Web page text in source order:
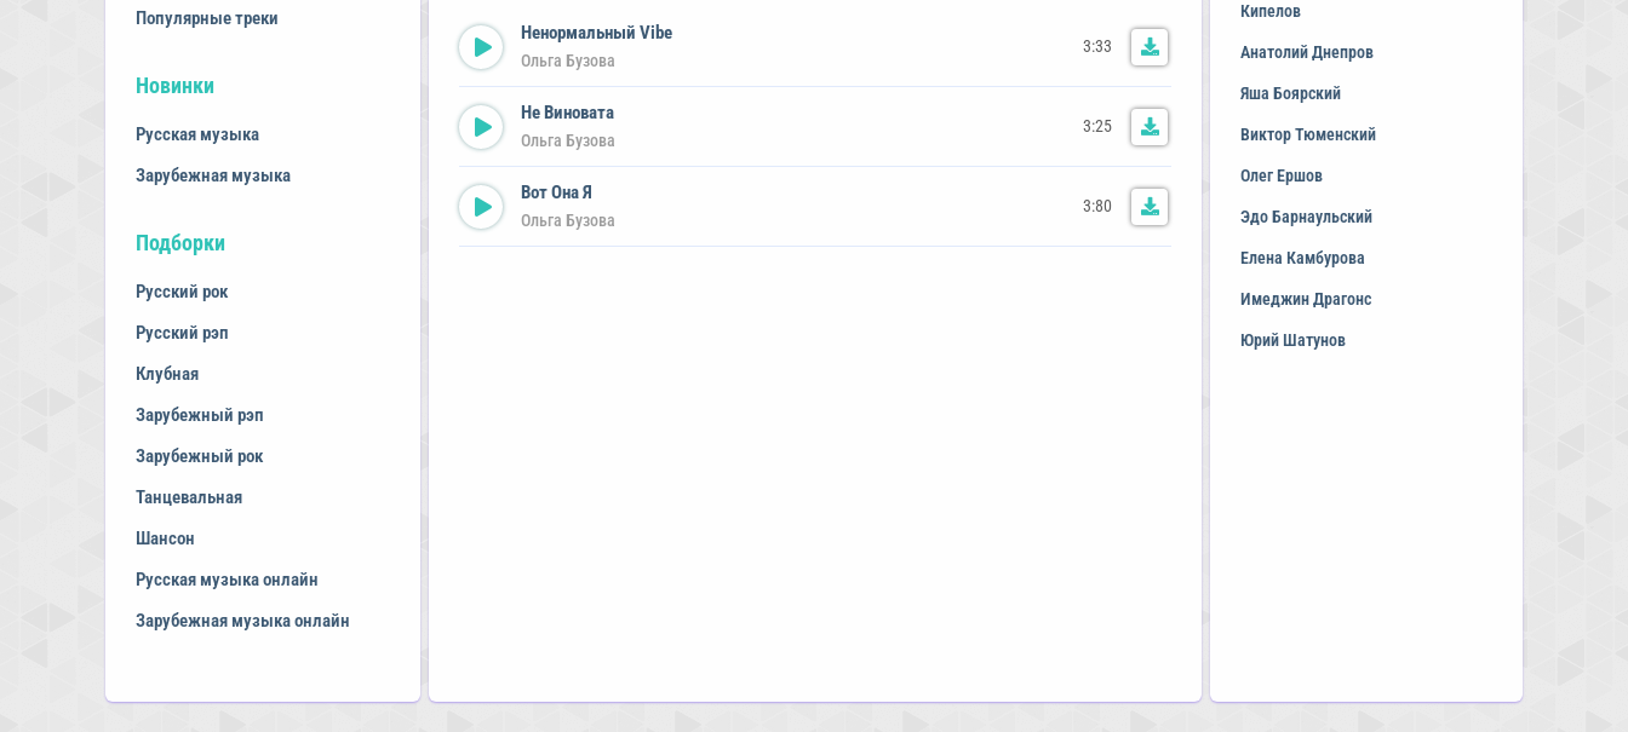
Популярные треки
Новинки
Русская музыка
Зарубежная музыка
Подборки
Русский рок
Русский рэп
Клубная
Зарубежный рэп
Зарубежный рок
Танцевальная
Шансон
Русская музыка онлайн
Зарубежная музыка онлайн
Ненормальный Vibe
Ольга Бузова
3:33
Не Виновата
Ольга Бузова
3:25
Вот Она Я
Ольга Бузова
3:80
Кипелов
Анатолий Днепров
Яша Боярский
Виктор Тюменский
Олег Ершов
Эдо Барнаульский
Елена Камбурова
Имеджин Драгонс
Юрий Шатунов